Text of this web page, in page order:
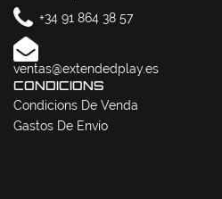
+34 91 864 38 57
ventas@extendedplay.es
CONDICIONS
Condicions De Venda
Gastos De Envío